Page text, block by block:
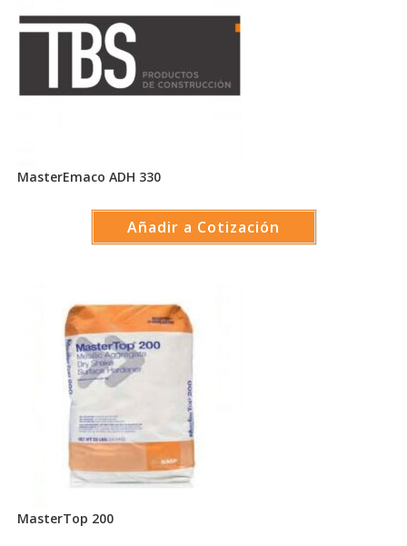
MasterEmaco ADH 330
Añadir a Cotización
MasterTop 200